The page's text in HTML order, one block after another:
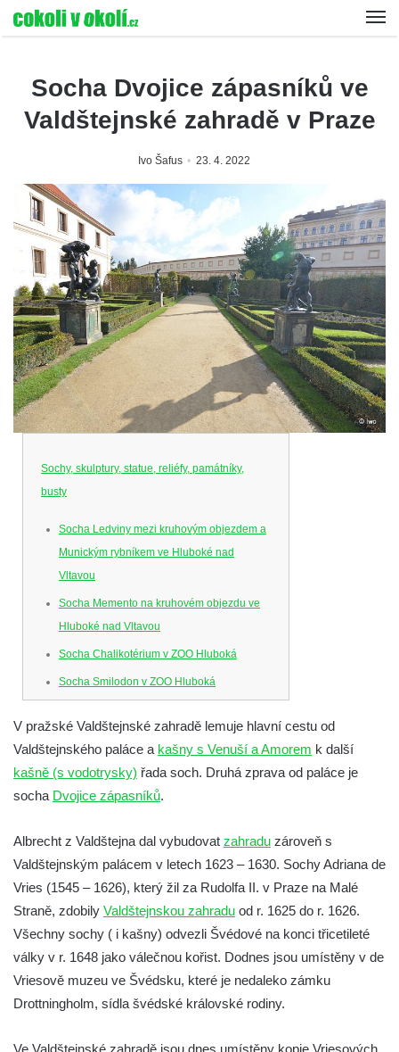
Socha Dvojice zápasníků ve
Valdštejnské zahradě v Praze
Ivo Šafus 23. 4. 2022
Sochy, skulptury, statue, reliéfy, památníky,
busty
Socha Ledviny mezi kruhovým objezdem a
Munickým rybníkem ve Hluboké nad
Vltavou
Socha Memento na kruhovém objezdu ve
Hluboké nad Vltavou
Socha Chalikotérium v ZOO Hluboká
Socha Smilodon v ZOO Hluboká
Socha Koroun bezzubý v ZOO Hluboká
Socha Medvěd jeskynní v ZOO Hluboká
Socha Mamut srstnatý v ZOO Hluboká
Socha Orel v ZOO Hluboká
Socha Přátelství v ZOO Hluboká
Socha Matka příroda v ZOO Hluboká
Socha Lišky v ZOO Hluboká
Socha Kudlanka v ZOO Hluboká
V pražské Valdštejnské zahradě lemuje hlavní cestu od
Valdštejnského paláce a kašny s Venuší a Amorem k další
kašně (s vodotrysky) řada soch. Druhá zprava od paláce je
socha Dvojice zápasníků.
Albrecht z Valdštejna dal vybudovat zahradu zároveň s
Valdštejnským palácem v letech 1623 – 1630. Sochy Adriana de
Vries (1545 – 1626), který žil za Rudolfa II. v Praze na Malé
Straně, zdobily Valdštejnskou zahradu od r. 1625 do r. 1626.
Všechny sochy ( i kašny) odvezli Švédové na konci třicetileté
války v r. 1648 jako válečnou kořist. Dodnes jsou umístěny v de
Vriesově muzeu ve Švédsku, které je nedaleko zámku
Drottningholm, sídla švédské královské rodiny.
Ve Valdštejnské zahradě jsou dnes umístěny kopie Vriesových